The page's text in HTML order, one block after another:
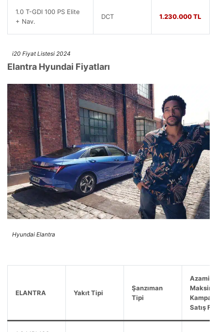
1.0 T-GDI 100 PS Elite
+ Nav.
DCT 1.230.000 TL
i20 Fiyat Listesi 2024
Elantra Hyundai Fiyatları
Hyundai Elantra
ELANTRA Yakıt Tipi
Şanzıman
Tipi
Azami /
Satış